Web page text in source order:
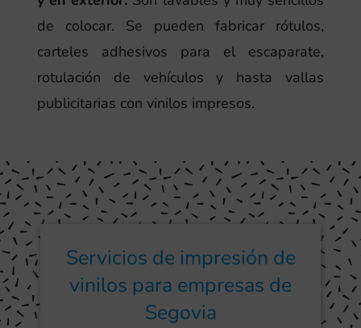
de colocar. Se pueden fabricar rótulos,
carteles adhesivos para el escaparate,
rotulación de vehículos y hasta vallas
publicitarias con vinilos impresos.
Servicios de impresión de
vinilos para empresas de
Segovia